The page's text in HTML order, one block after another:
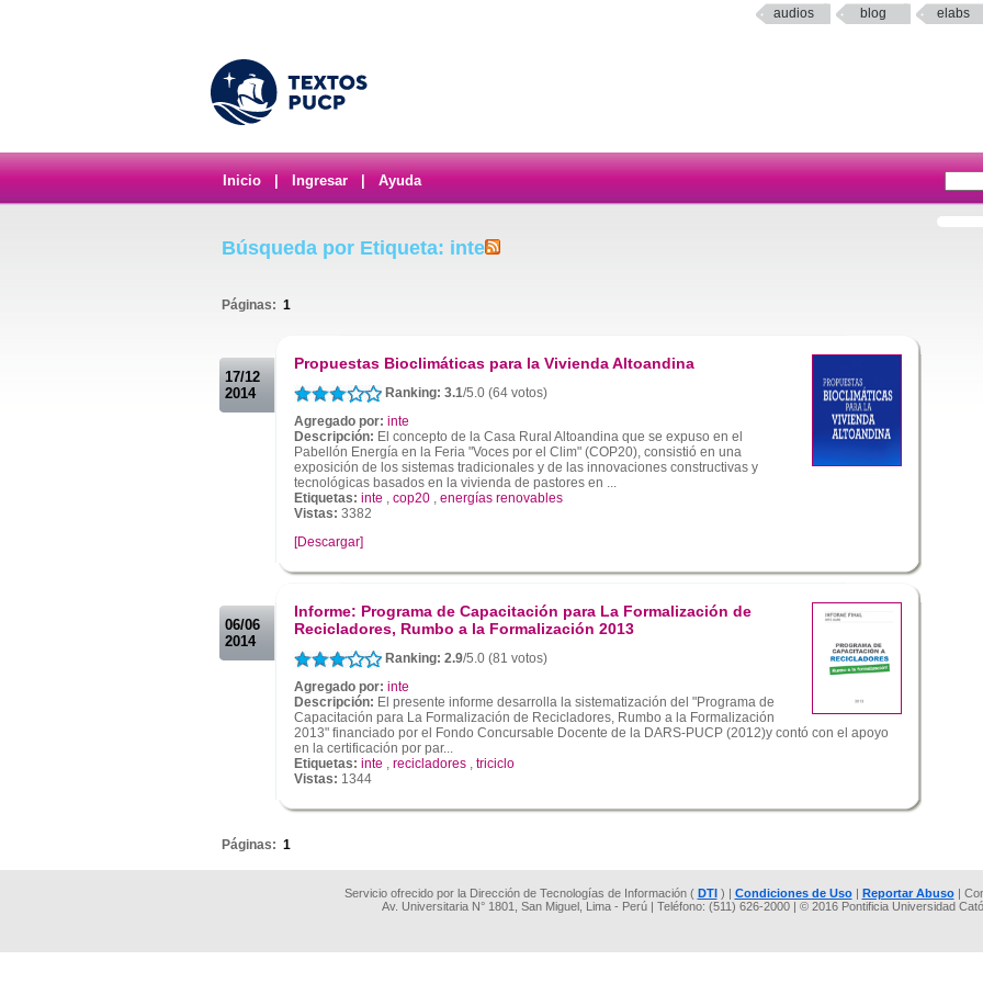
audios blog elabs
Inicio Ingresar Ayuda
Búsqueda por Etiqueta: inte
Páginas: 1
17/12
2014
Propuestas Bioclimáticas para la Vivienda Altoandina
Ranking: 3.1/5.0 (64 votos)
Agregado por: inte
Descripción: El concepto de la Casa Rural Altoandina que se expuso en el
Pabellón Energía en la Feria "Voces por el Clim" (COP20), consistió en una
exposición de los sistemas tradicionales y de las innovaciones constructivas y
tecnológicas basados en la vivienda de pastores en ...
Etiquetas: inte , cop20 , energías renovables
Vistas: 3382
[Descargar]
06/06
2014
Informe: Programa de Capacitación para La Formalización de
Recicladores, Rumbo a la Formalización 2013
Ranking: 2.9/5.0 (81 votos)
Agregado por: inte
Descripción: El presente informe desarrolla la sistematización del "Programa de
Capacitación para La Formalización de Recicladores, Rumbo a la Formalización
2013" financiado por el Fondo Concursable Docente de la DARS-PUCP (2012)y contó con el apoyo
en la certificación por par...
Etiquetas: inte , recicladores , triciclo
Vistas: 1344
Páginas: 1
Servicio ofrecido por la Dirección de Tecnologías de Información ( DTI) | Condiciones de Uso| Reportar Abuso|
Av. Universitaria N° 1801, San Miguel, Lima - Perú | Teléfono: (511) 626-2000 | © 2016 Pontificia Universidad